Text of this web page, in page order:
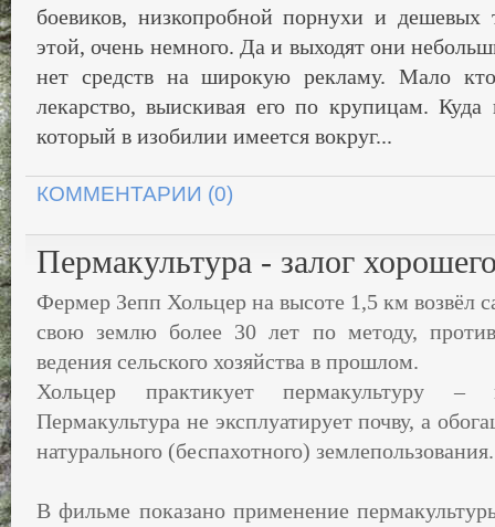
боевиков, низкопробной порнухи и дешевых
этой, очень немного. Да и выходят они
нет средств на широкую рекламу. Мало кто
лекарство, выискивая его по крупицам.
который в изобилии имеется вокруг...
КОММЕНТАРИИ (0)
Пермакультура - залог
Фермер Зепп Хольцер на высоте 1,5 км возвёл
свою землю более 30 лет по методу,
ведения сельского хозяйства в прошлом.
Хольцер практикует пермакультуру –
Пермакультура не эксплуатирует почву, а
натурального (беспахотного) землепользования.
В фильме показано применение